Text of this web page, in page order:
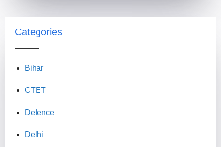
Categories
Bihar
CTET
Defence
Delhi